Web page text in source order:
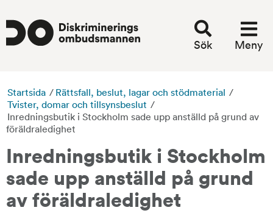
Sök Meny
Startsida / Rättsfall, beslut, lagar och stödmaterial /
Tvister, domar och tillsynsbeslut /
Inredningsbutik i Stockholm sade upp anställd på grund av
föräldraledighet
Inredningsbutik i Stockholm
sade upp anställd på grund
av föräldraledighet